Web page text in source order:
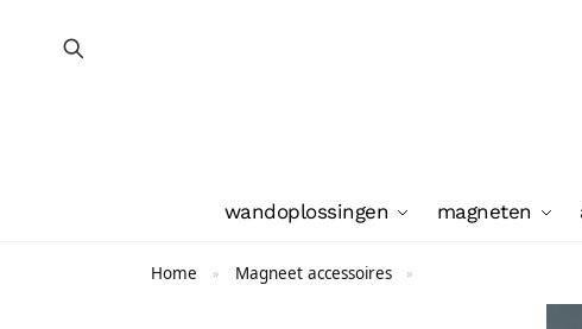
wandoplossingen magneten
Home » Magneet accessoires »